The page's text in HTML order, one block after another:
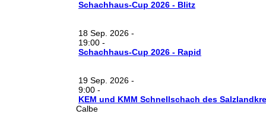
Schachhaus-Cup 2026 - Blitz
18 Sep. 2026 -
19:00 -
Schachhaus-Cup 2026 - Rapid
19 Sep. 2026 -
9:00 -
KEM und KMM Schnellschach des
Calbe